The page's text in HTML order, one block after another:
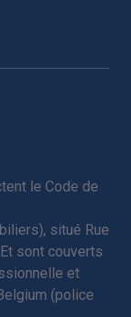
le Code de
situé Rue
sont couverts
et
(police